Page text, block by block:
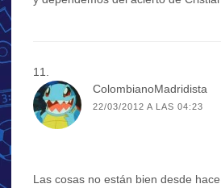
ColombianoMadridista
22/03/2012 A LAS 04:23
Las cosas no están bien desde